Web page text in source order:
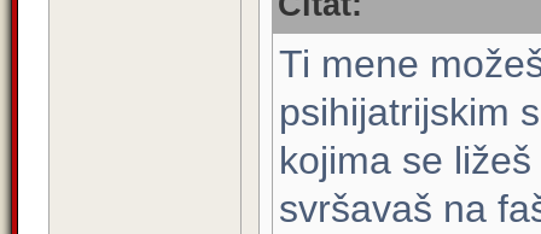
Ti mene
psihijatrijskim
kojima se
svršavaš na